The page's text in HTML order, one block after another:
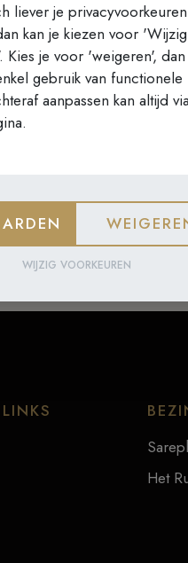
Het
liever je
kan je kiezen voor 'Wijzig
Kies je voor 'weigeren', dan
gebruik van functionele
aanpassen kan altijd
WIJZIG VOORKEUREN